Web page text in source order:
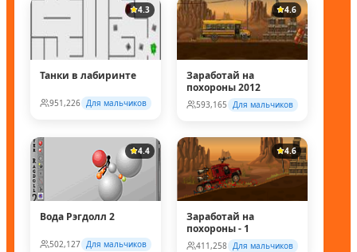
4.3
Танки в лабиринте
951,226 Для мальчиков
4.6
Заработай на
похороны 2012
593,165 Для мальчиков
4.4
Вода Рэгдолл 2
502,127 Для мальчиков
4.6
Заработай на
похороны - 1
411,258 Для мальчиков